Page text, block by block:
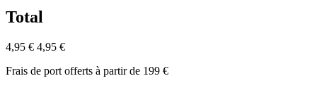
Total
4,95 € 4,95 €
Frais de port offerts à partir de 199 €